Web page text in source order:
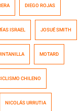
y en Chile. Ayer, la
trailer del […]
DIEGO ROJAS
ISRAEL JOSUÉ SMITH
MOTARD
CHILENO
NICOLÁS URRUTIA